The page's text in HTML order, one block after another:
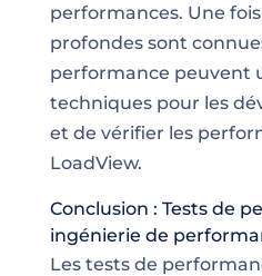
performances. Une
profondes sont
performance peuvent
techniques pour les
et de vérifier les
LoadView.
Conclusion : Tests de
ingénierie de
Les tests de